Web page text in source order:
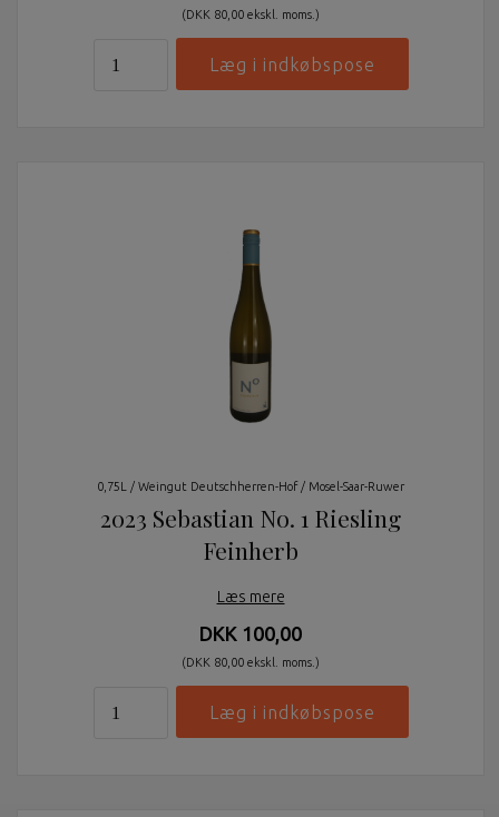
(DKK 80,00 ekskl. moms.)
0,75L / Weingut Deutschherren-Hof / Mosel-Saar-Ruwer
2023 Sebastian No. 1 Riesling
Feinherb
Læs mere
DKK 100,00
(DKK 80,00 ekskl. moms.)